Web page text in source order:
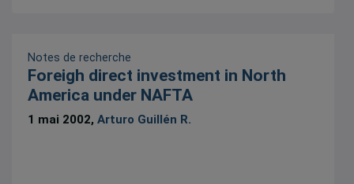
Notes de recherche
Foreigh direct investment in North
America under NAFTA
1 mai 2002,Arturo Guillén R.